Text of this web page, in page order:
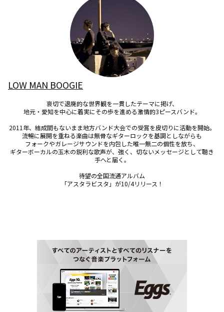
LOW MAN BOOGIE
哀切で退廃的な世界観を一貫したテーマに掲げ、
地元・愛知を中心に着実にその歩を進める激情的3ピースバンド。
2011年、結成間もないまま地方バンド大会での受賞を皮切りに活動を開始。
流暢に展開を重ねる楽曲は無骨なギターロックを基調としながらも
フォークやガレージサウンドを内包した唯一無二の個性を放ち、
ギターボーカルの玉木の鋭利な歌声が、強く、切ないメッセージとして聴き
手へと届く。
待望の全国流通アルバム
「アスタラビスタ」が10/4リリース！